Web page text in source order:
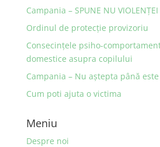
Campania – SPUNE NU VIOLENȚEI
Ordinul de protecţie provizoriu
Consecinţele psiho-
domestice asupra copilului
Campania – Nu aştepta până
Cum poti ajuta o victima
Meniu
Despre noi